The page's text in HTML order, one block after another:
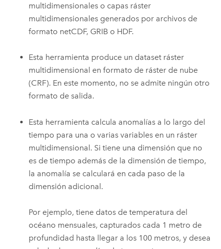
multidimensionales o capas ráster
multidimensionales generados por archivos de
formato netCDF, GRIB o HDF.
Esta herramienta produce un dataset ráster
multidimensional en formato de ráster de nube
(CRF). En este momento, no se admite ningún otro
formato de salida.
Esta herramienta calcula anomalías a lo largo del
tiempo para una o varias variables en un ráster
multidimensional. Si tiene una dimensión que no
es de tiempo además de la dimensión de tiempo,
la anomalía se calculará en cada paso de la
dimensión adicional.
Por ejemplo, tiene datos de temperatura del
océano mensuales, capturados cada 1 metro de
profundidad hasta llegar a los 100 metros, y desea